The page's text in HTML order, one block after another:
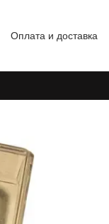
Оплата и доставка